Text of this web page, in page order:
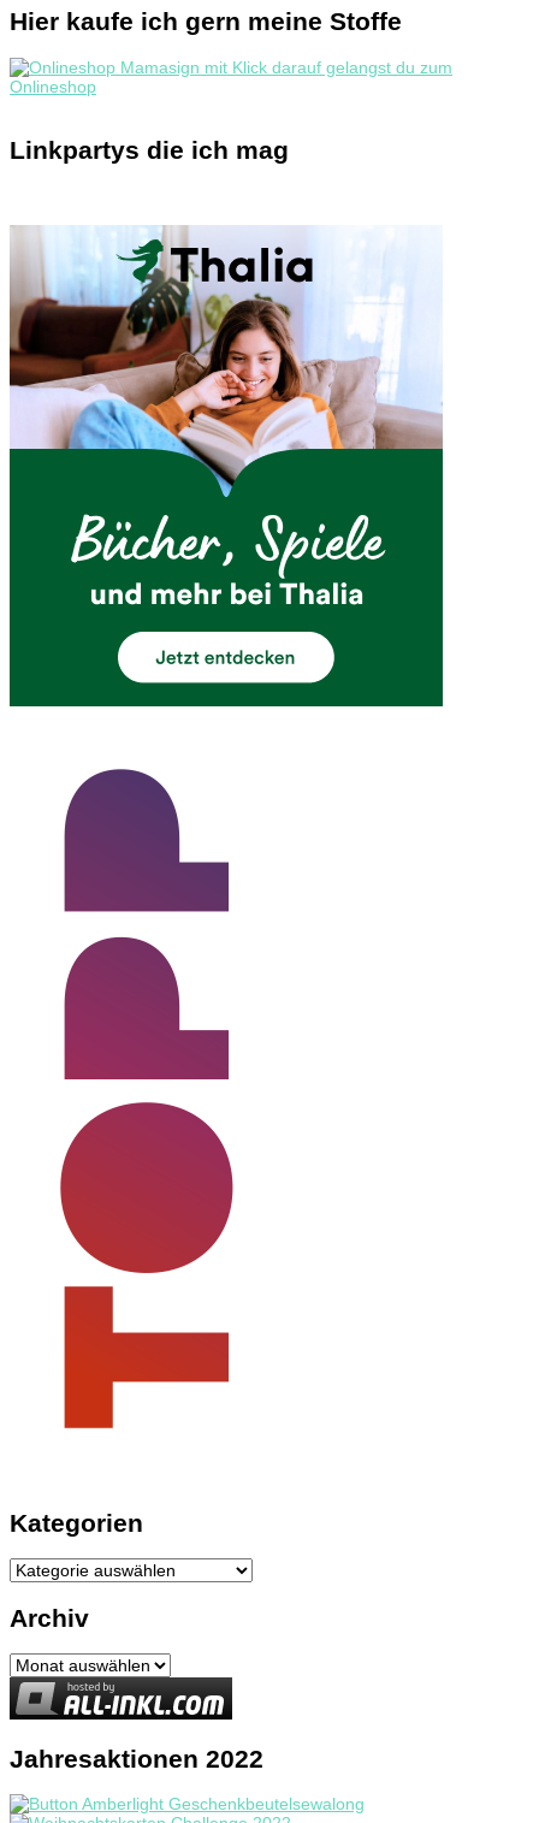
Hier kaufe ich gern meine Stoffe
Linkpartys die ich mag
Kategorien
Kategorien
Archiv
Archiv
Jahresaktionen 2022